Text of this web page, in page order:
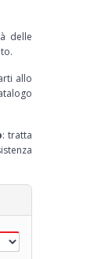
delle
allo
: tratta